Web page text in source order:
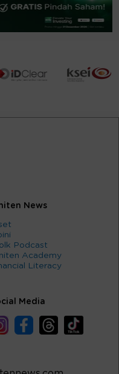
News
Podcast
Academy
Literacy
Media